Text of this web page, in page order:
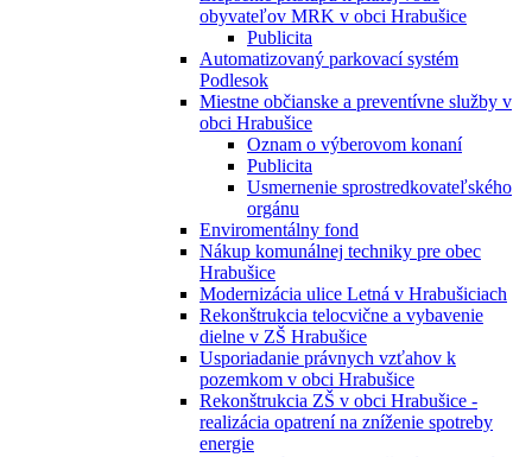
obyvateľov MRK v obci Hrabušice
Publicita
Automatizovaný parkovací systém
Podlesok
Miestne občianske a preventívne služby v
obci Hrabušice
Oznam o výberovom konaní
Publicita
Usmernenie sprostredkovateľského
orgánu
Enviromentálny fond
Nákup komunálnej techniky pre obec
Hrabušice
Modernizácia ulice Letná v Hrabušiciach
Rekonštrukcia telocvične a vybavenie
dielne v ZŠ Hrabušice
Usporiadanie právnych vzťahov k
pozemkom v obci Hrabušice
Rekonštrukcia ZŠ v obci Hrabušice -
realizácia opatrení na zníženie spotreby
energie